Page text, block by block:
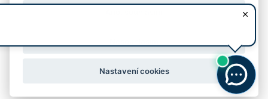
© 2026 Magistrát města Zlína
Prohlášení o používání cookies
Nastavení cookies